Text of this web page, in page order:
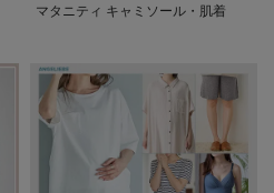
マタニティ キャミソール・肌着